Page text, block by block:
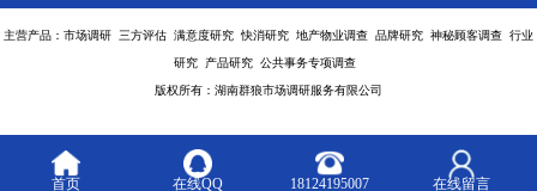
主营产品：市场调研 三方评估 满意度研究 快消研究 地产物业调查 品牌研究 神秘顾客调查 行业
研究 产品研究 公共事务专项调查
版权所有：湖南群狼市场调研服务有限公司
首页 在线QQ 18124195007 在线留言